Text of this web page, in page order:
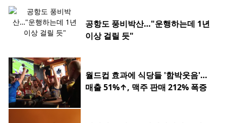
공항도 풍비박산…"운행하는데 1년
이상 걸릴 듯"
월드컵 효과에 식당들 '함박웃음'…
매출 51%↑, 맥주 판매 212% 폭증